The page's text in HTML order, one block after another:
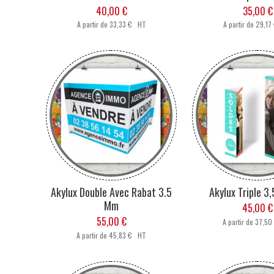
Verre à Vin, Paille,
verre est pour toutes
Verres à
une touche
40,00 €
A partir de 33,33 € HT
35,00 €
A partir de
Akylux Double Avec Rabat 3.5
Mm
55,00 €
A partir de 45,83 € HT
Akylux Triple
45,00 €
A partir de